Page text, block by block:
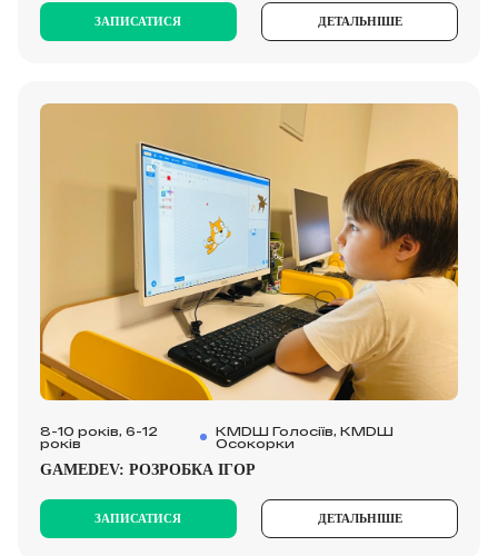
ЗАПИСАТИСЯ ДЕТАЛЬНІШЕ
8-10 років, 6-12
років
КМDШ Голосіїв, КМDШ
Осокорки
GAMEDEV: РОЗРОБКА ІГОР
ЗАПИСАТИСЯ ДЕТАЛЬНІШЕ